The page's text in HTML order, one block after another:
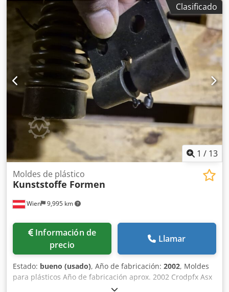
Clasificado
1 / 13
Wien 9,995 km
Moldes de plástico
Kunststoffe Formen
Información de
precio
Llamar
Estado: bueno (usado), Año de fabricación: 2002, Moldes
para plásticos Año de fabricación aprox. 2002 Crodpfx Asx